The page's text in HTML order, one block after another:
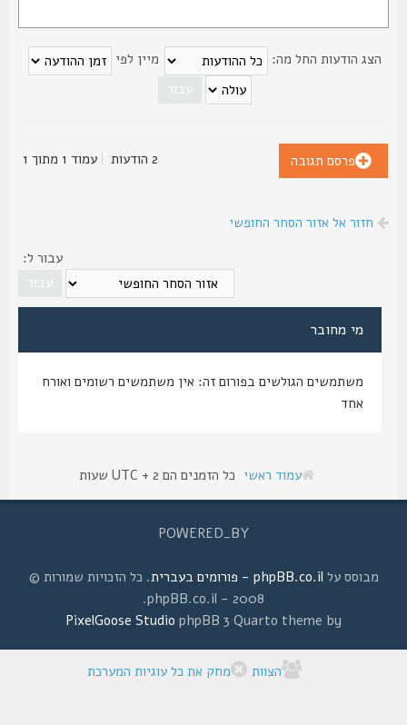
הודעות החל מה: מיין לפי
פרסם תגובה |עמוד1מתוך1
חזור אל אזור הסחר החופשי
עבור ל:
מי מחובר
משתמשים הגולשים בפורום זה: אין משתמשים רשומים ואורח
עמוד ראשי כל הזמנים הם UTC + 2 שעות
POWERED_BY
מבוסס עלphpBB.co.il - פורומים בעברית
. כל הזכויות שמורות ©
2008 - phpBB.co.il.
phpBB 3 Quarto theme by
PixelGoose Studio
הצוות מחק את כל עוגיות המערכת